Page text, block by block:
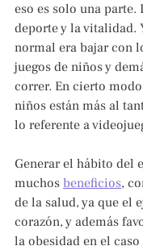
eso es solo una
deporte y la vitalidad.
normal era bajar con
juegos de niños y
correr. En cierto
niños están más al
lo referente a
Generar el hábito del
muchos beneficios,
de la salud, ya que el
corazón, y además
la obesidad en el